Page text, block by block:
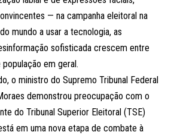
— na campanha eleitoral na
mundo a usar a tecnologia, as
sofisticada crescem entre
em geral.
o ministro do Supremo Tribunal Federal
demonstrou preocupação com o
do Tribunal Superior Eleitoral (TSE)
em uma nova etapa de combate à